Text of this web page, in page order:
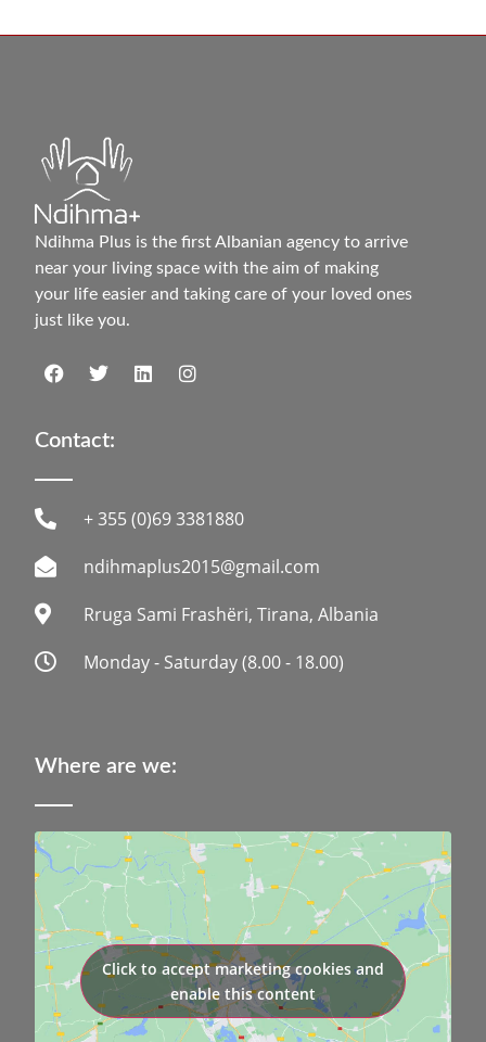
Ndihma Plus is the first Albanian agency to arrive
near your living space with the aim of making
your life easier and taking care of your loved ones
just like you.
Contact:
+ 355 (0)69 3381880
ndihmaplus2015@gmail.com
Rruga Sami Frashëri, Tirana, Albania
Monday - Saturday (8.00 - 18.00)
Where are we:
Click to accept marketing cookies and
enable this content